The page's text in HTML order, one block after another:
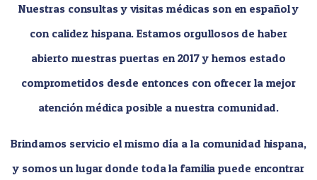
Nuestras consultas y visitas médicas son en español y
con calidez hispana. Estamos orgullosos de haber
abierto nuestras puertas en 2017 y hemos estado
comprometidos desde entonces con ofrecer la mejor
atención médica posible a nuestra comunidad.
Brindamos servicio el mismo día a la comunidad hispana,
y somos un lugar donde toda la familia puede encontrar